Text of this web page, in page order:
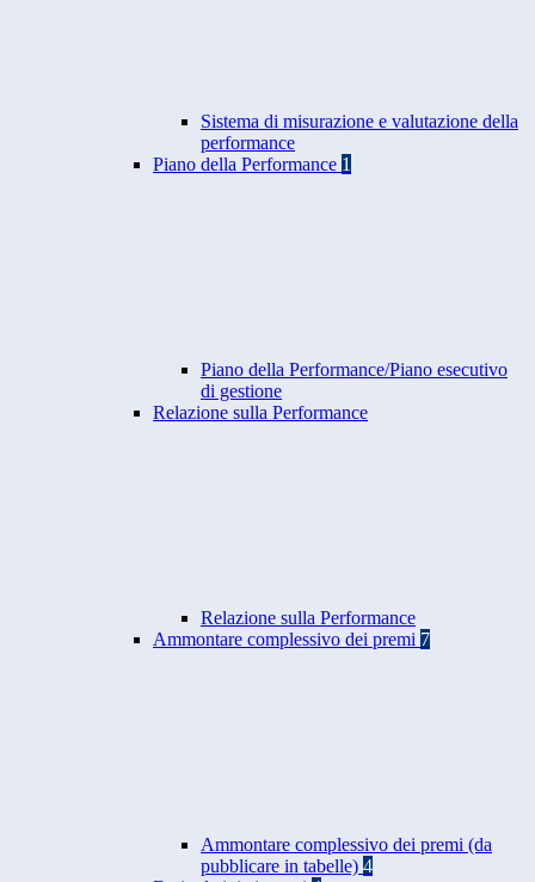
Sistema di misurazione e valutazione della
performance
Piano della Performance 1
Piano della Performance/Piano esecutivo
di gestione
Relazione sulla Performance
Relazione sulla Performance
Ammontare complessivo dei premi 7
Ammontare complessivo dei premi (da
pubblicare in tabelle) 4